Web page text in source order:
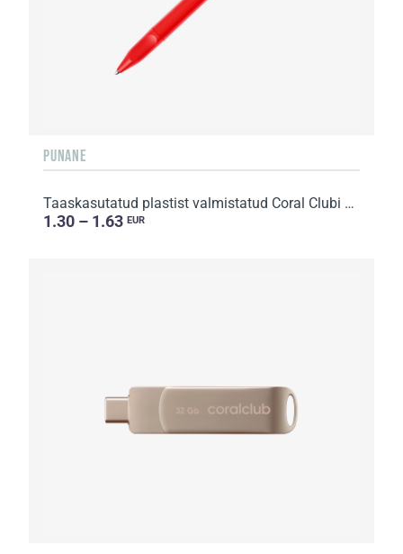
PUNANE
Taaskasutatud plastist valmistatud Coral Clubi pastapliiats
1.30 – 1.63 EUR